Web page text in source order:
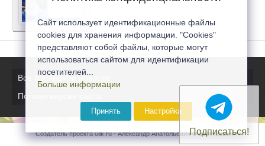
Все последние новости
Полная версия сайта
Создатель проекта 0lik.ru - Александр Анатольевич © 2007-2026
Подписаться!
Сайт использует идентификационные файлы
cookies для хранения информации. "Cookies"
представляют собой файлы, которые могут
использоваться сайтом для идентификации
посетителей...
Больше информации
Принять Настройка